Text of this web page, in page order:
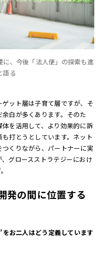
、今後「法人便」の探索も進
語る
ット層は子育て層ですが、そ
白が多くあります。そのた
を活用して、より効果的に訴
打とうとしています。ネット
くりながら、パートナーに実
グロースストラテジーにおけ
発の間に位置する
お二人はどう定義しています